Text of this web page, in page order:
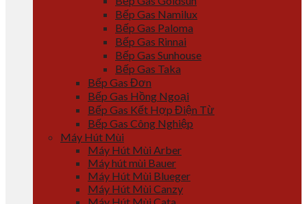
Bếp Gas Namilux
Bếp Gas Paloma
Bếp Gas Rinnai
Bếp Gas Sunhouse
Bếp Gas Taka
Bếp Gas Đơn
Bếp Gas Hồng Ngoại
Bếp Gas Kết Hợp Điện Từ
Bếp Gas Công Nghiệp
Máy Hút Mùi
Máy Hút Mùi Arber
Máy hút mùi Bauer
Máy Hút Mùi Blueger
Máy Hút Mùi Canzy